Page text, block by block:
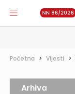
NN 86/2026
Početna > Vijesti >
Arhiva